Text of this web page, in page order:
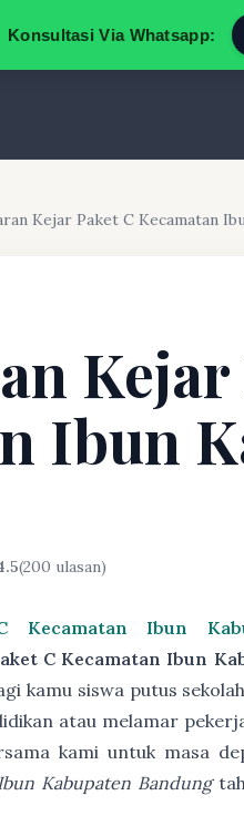
Konsultasi Via Whatsapp:
Kejar Paket C Kecamatan
Kejar
Ibun
(200 ulasan)
Kecamatan Ibun
C Kecamatan Ibun
kamu siswa putus
atau melamar
kami untuk masa
Kabupaten Bandung